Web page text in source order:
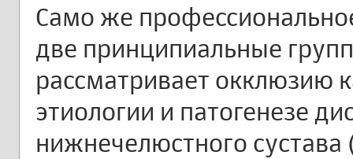
Само же
две принципиальные
рассматривает окклюзию
этиологии и патогенезе
нижнечелюстного